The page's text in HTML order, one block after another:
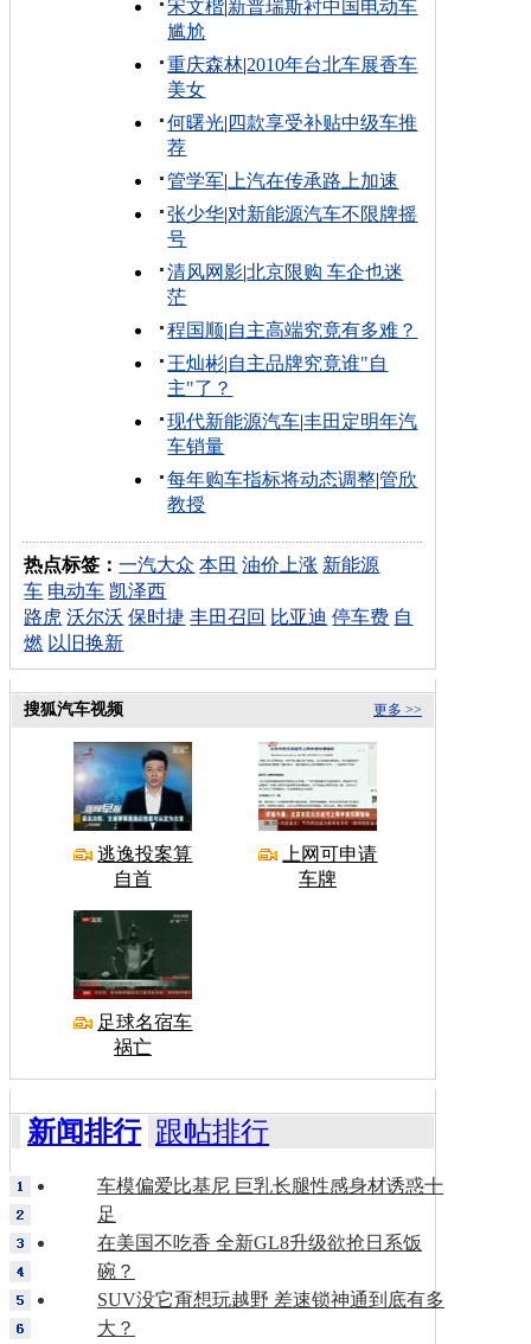
宋文楷 新普瑞斯衬中国电动车
尴尬
重庆森林|2010年台北车展香车
美女
何曙光| 四款享受补贴中级车推
荐
管学军| 上汽在传承路上加速
张少华|对新能源汽车不限牌摇
号
清风网影|北京限购 车企也迷
茫
程国顺|自主高端究竟有多难？
王灿彬|自主品牌究竟谁"自
主"了？
现代新能源汽车|丰田定明年汽
车销量
每年购车指标将动态调整|管欣
教授
热点标签：一汽大众 本田 油价上涨 新能源
车 电动车 凯泽西
路虎 沃尔沃 保时捷 丰田召回 比亚迪 停车费 自
燃 以旧换新
更多 >>
搜狐汽车视频
逃逸投案算
自首
上网可申请
车牌
足球名宿车
祸亡
新闻排行 跟帖排行
车模偏爱比基尼 巨乳长腿性感身材诱惑十
足
在美国不吃香 全新GL8升级欲抢日系饭
碗？
SUV没它甭想玩越野 差速锁神通到底有多
大？